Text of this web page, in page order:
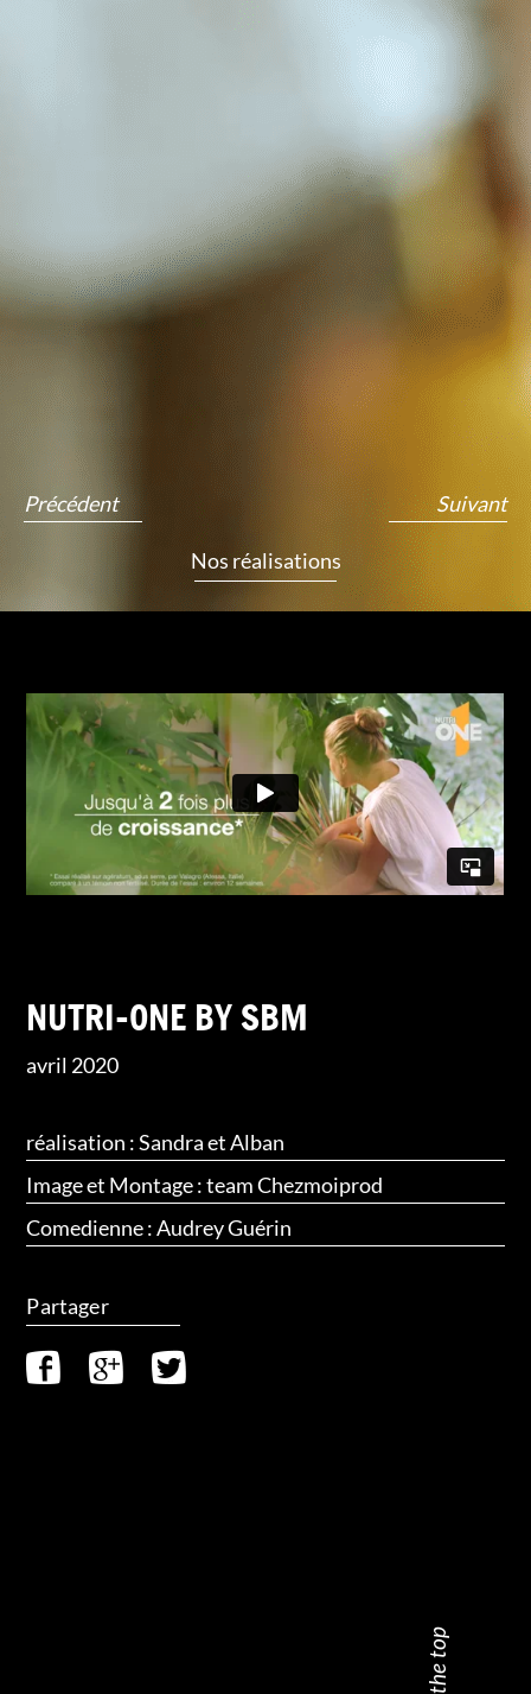
Précédent
Nos réalisations
Suivant
NUTRI-ONE BY SBM
avril 2020
réalisation : Sandra et Alban
Image et Montage : team Chezmoiprod
Comedienne : Audrey Guérin
Partager